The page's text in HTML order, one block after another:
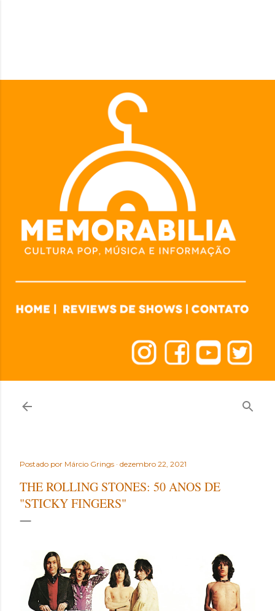
Postado por Márcio Grings dezembro 22, 2021
THE ROLLING STONES: 50 ANOS DE
"STICKY FINGERS"